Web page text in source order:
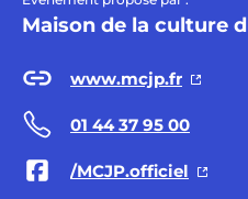
Maison de la culture
www.mcjp.fr
01 44 37 95 00
/MCJP.officiel